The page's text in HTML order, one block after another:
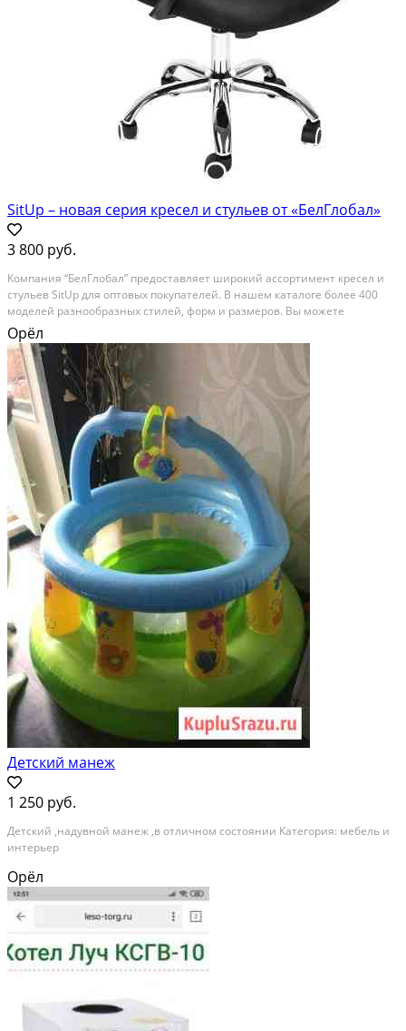
SitUp – новая серия кресел и стульев от «БелГлобал»
3 800 руб.
Компания “БелГлобал” предоставляет широкий ассортимент кресел и
стульев SitUp для оптовых покупателей. В нашем каталоге более 400
моделей разнообразных стилей, форм и размеров. Вы можете
ознакомиться с полным ассортиментом и сделать заказ на сайте
7mebel7.ru. Вот несколько примеров цен: • Кресло...
Орёл
Детский манеж
1 250 руб.
Детский ,надувной манеж ,в отличном состоянии Категория: мебель и
интерьер
Орёл